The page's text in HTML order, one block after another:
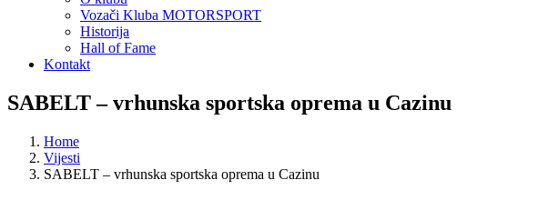
Vozači Kluba MOTORSPORT
Historija
Hall of Fame
Kontakt
SABELT – vrhunska sportska oprema u Cazinu
Home
Vijesti
SABELT – vrhunska sportska oprema u Cazinu